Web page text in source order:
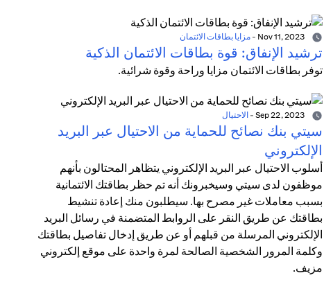
- مزايا بطاقات الائتمان
ترشيد الإنفاق: قوة بطاقات الائتمان الذكية
توفر بطاقات الائتمان مزايا وراحة وقوة شرائية.
- الاحتيال
سيتي بنك نصائح للحماية من الاحتيال عبر البريد
الإلكتروني
أسلوب الاحتيال عبر البريد الإلكتروني يتظاهر المحتالون بأنهم
موظفون لدى سيتي وسيخبرونك أنه تم حظر بطاقتك الائتمانية
بسبب معاملات غير مصرح بها. سيطلبون منك إعادة تنشيط
بطاقتك عن طريق النقر على الروابط المتضمنة في رسائل البريد
الإلكتروني المرسلة من قبلهم أو عن طريق إدخال تفاصيل بطاقتك
وكلمة المرور الشخصية الصالحة لمرة واحدة على موقع إلكتروني
مزيف.